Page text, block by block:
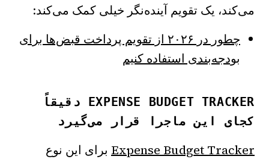
می‌کند، یک تقویم آینده‌نگر خیلی کمک می‌کند:
چطور در ۲۰۲۶ از تقویم پرداخت قبض‌ها برای
بودجه‌بندی استفاده کنیم
EXPENSE BUDGET TRACKER دقیقاً
کجای این ماجرا قرار می‌گیرد
Expense Budget Tracker برای این نوع